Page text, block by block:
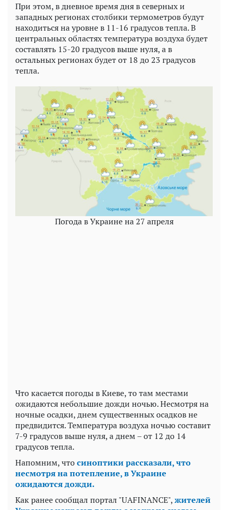
При этом, в дневное время дня в северных и
западных регионах столбики термометров будут
находиться на уровне в 11-16 градусов тепла. В
центральных областях температура воздуха будет
составлять 15-20 градусов выше нуля, а в
остальных регионах будет от 18 до 23 градусов
тепла.
Погода в Украине на 27 апреля
Что касается погоды в Киеве, то там местами
ожидаются небольшие дожди ночью. Несмотря на
ночные осадки, днем существенных осадков не
предвидится. Температура воздуха ночью составит
7-9 градусов выше нуля, а днем – от 12 до 14
градусов тепла.
Напомним, чтосиноптики рассказали, что
несмотря на потепление, в Украине
ожидаются дожди.
Как ранее сообщал портал "UAFINANCE",жителей